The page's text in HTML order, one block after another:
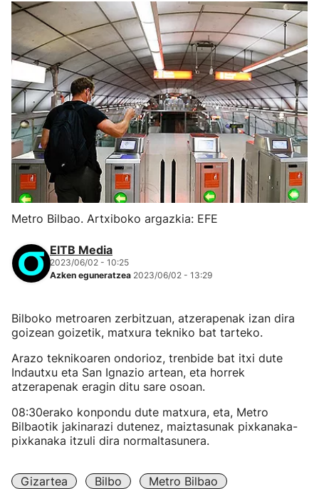
Metro Bilbao. Artxiboko argazkia: EFE
EITB Media
2023/06/02 - 10:25
Azken eguneratzea 2023/06/02 - 13:29
Bilboko metroaren zerbitzuan, atzerapenak izan dira
goizean goizetik, matxura tekniko bat tarteko.
Arazo teknikoaren ondorioz, trenbide bat itxi dute
Indautxu eta San Ignazio artean, eta horrek
atzerapenak eragin ditu sare osoan.
08:30erako konpondu dute matxura, eta, Metro
Bilbaotik jakinarazi dutenez, maiztasunak pixkanaka-
pixkanaka itzuli dira normaltasunera.
Gizartea Bilbo
Metro Bilbao